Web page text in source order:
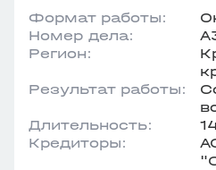
Формат работы:
Номер дела:
Регион:
Результат работы:
Длительность:
Кредиторы: